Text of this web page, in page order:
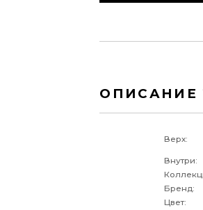
ОПИСАНИЕ
Верх:
Внутри:
Бренд:
Цвет: